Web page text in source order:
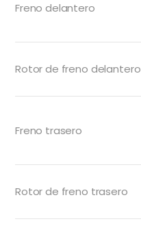
Freno delantero
Rotor de freno delantero
Freno trasero
Rotor de freno trasero